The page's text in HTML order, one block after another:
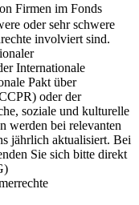
Firmen im Fonds
oder sehr schwere
involviert sind.
Internationale
Pakt über
oder der
soziale und kulturelle
werden bei relevanten
jährlich aktualisiert. Bei
Sie sich bitte direkt